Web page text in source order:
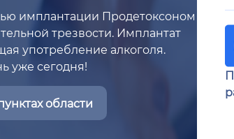
имплантации Продетоксоном
трезвости. Имплантат
употребление алкоголя.
уже сегодня!
области